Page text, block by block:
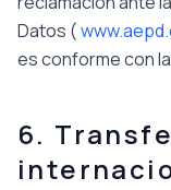
Datos (
es conforme con
6.